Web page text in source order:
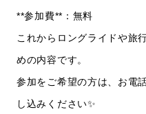
**参加費**：無料
これからロングライドや旅
めの内容です。
参加をご希望の方は、お電
し込みください✨